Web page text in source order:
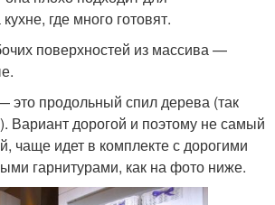
где много готовят.
поверхностей из массива —
продольный спил дерева (так
Вариант дорогой и поэтому не самый
чаще идет в комплекте с дорогими
гарнитурами, как на фото ниже.